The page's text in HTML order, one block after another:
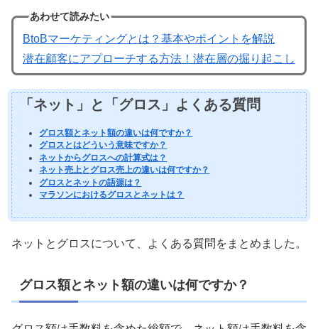
あわせて読みたい
BtoBマーケティングとは？基本やポイントを解説
潜在顧客にアプローチする方法！潜在層の掘り起こし
「ネット」と「グロス」よくある質問
グロス額とネット額の違いは何ですか？
グロスとはどういう意味ですか？
ネットからグロスへの計算式は？
ネット売上とグロス売上の違いは何ですか？
グロスとネットの語源は？
マラソンにおけるグロスとネットは？
ネットとグロスについて、よくある質問をまとめました。
グロス額とネット額の違いは何ですか？